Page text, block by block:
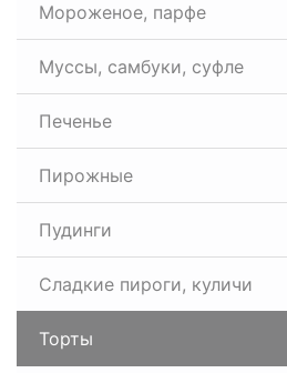
Мороженое, парфе
Муссы, самбуки, суфле
Печенье
Пирожные
Пудинги
Сладкие пироги, куличи
Торты